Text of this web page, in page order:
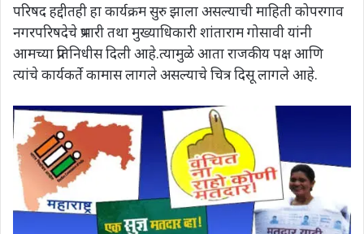
परिषद हद्दीतही हा कार्यक्रम सुरु झाला असल्याची माहिती कोपरगाव
नगरपरिषदेचे प्रभारी तथा मुख्याधिकारी शांताराम गोसावी यांनी
आमच्या प्रतिनिधीस दिली आहे.त्यामुळे आता राजकीय पक्ष आणि
त्यांचे कार्यकर्ते कामास लागले असल्याचे चित्र दिसू लागले आहे.